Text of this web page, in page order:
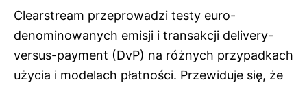
Clearstream przeprowadzi testy euro-
denominowanych emisji i transakcji delivery-
versus-payment (DvP) na różnych przypadkach
użycia i modelach płatności. Przewiduje się, że